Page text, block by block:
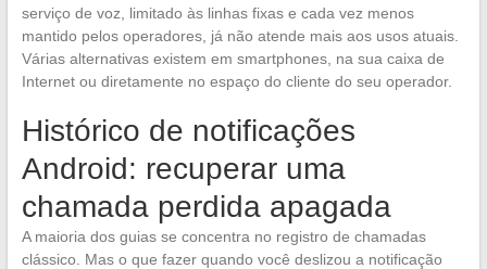
serviço de voz, limitado às linhas fixas e cada vez menos
mantido pelos operadores, já não atende mais aos usos atuais.
Várias alternativas existem em smartphones, na sua caixa de
Internet ou diretamente no espaço do cliente do seu operador.
Histórico de notificações
Android: recuperar uma
chamada perdida apagada
A maioria dos guias se concentra no registro de chamadas
clássico. Mas o que fazer quando você deslizou a notificação